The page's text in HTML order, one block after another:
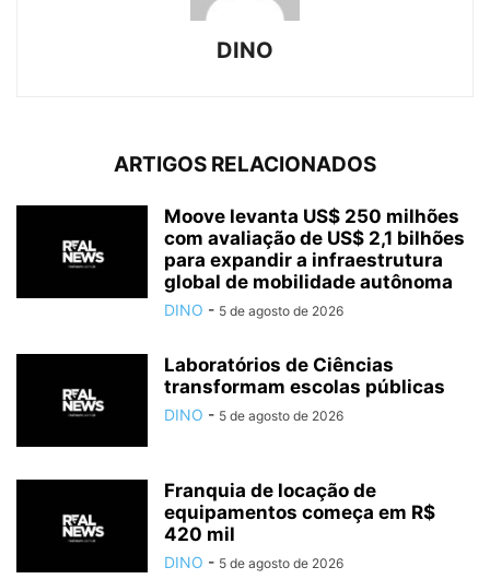
DINO
ARTIGOS RELACIONADOS
Moove levanta US$ 250 milhões
com avaliação de US$ 2,1 bilhões
para expandir a infraestrutura
global de mobilidade autônoma
DINO - 5 de agosto de 2026
Laboratórios de Ciências
transformam escolas públicas
DINO - 5 de agosto de 2026
Franquia de locação de
equipamentos começa em R$
420 mil
DINO - 5 de agosto de 2026